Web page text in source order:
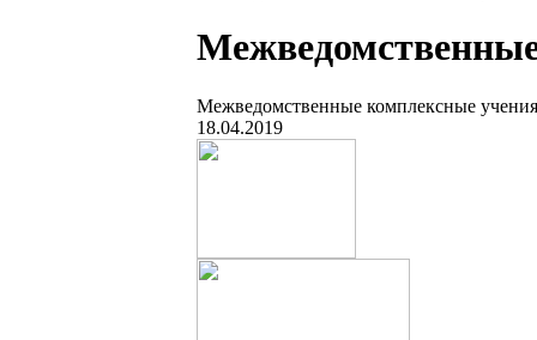
Межведомственные комплексные
18.04.2019